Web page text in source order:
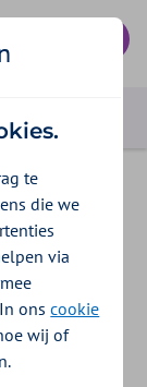
te
die we
via
onscookie
wij of